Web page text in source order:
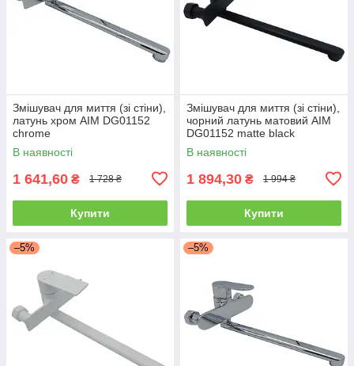
Змішувач для миття (зі стіни),
латунь хром AIM DG01152
chrome
В наявності
1 641,60 ₴ 1 728 ₴
Купити
Змішувач для миття (зі стіни),
чорний латунь матовий AIM
DG01152 matte black
В наявності
1 894,30 ₴ 1 994 ₴
Купити
–5% –5%